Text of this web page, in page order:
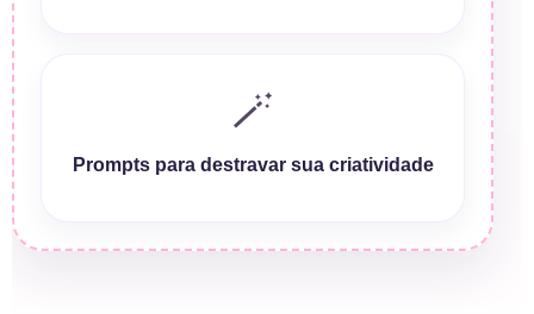
🪄
Prompts para destravar sua criatividade